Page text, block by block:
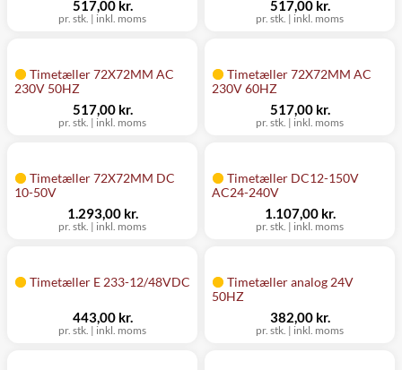
pr. stk. | inkl. moms
517,00 kr.
pr. stk. | inkl. moms
517,00 kr.
Timetæller 72X72MM AC
230V 50HZ
pr. stk. | inkl. moms
517,00 kr.
Timetæller 72X72MM AC
230V 60HZ
pr. stk. | inkl. moms
517,00 kr.
Timetæller 72X72MM DC
10-50V
pr. stk. | inkl. moms
1.293,00 kr.
Timetæller DC12-150V
AC24-240V
pr. stk. | inkl. moms
1.107,00 kr.
Timetæller E 233-12/48VDC
pr. stk. | inkl. moms
443,00 kr.
Timetæller analog 24V
50HZ
pr. stk. | inkl. moms
382,00 kr.